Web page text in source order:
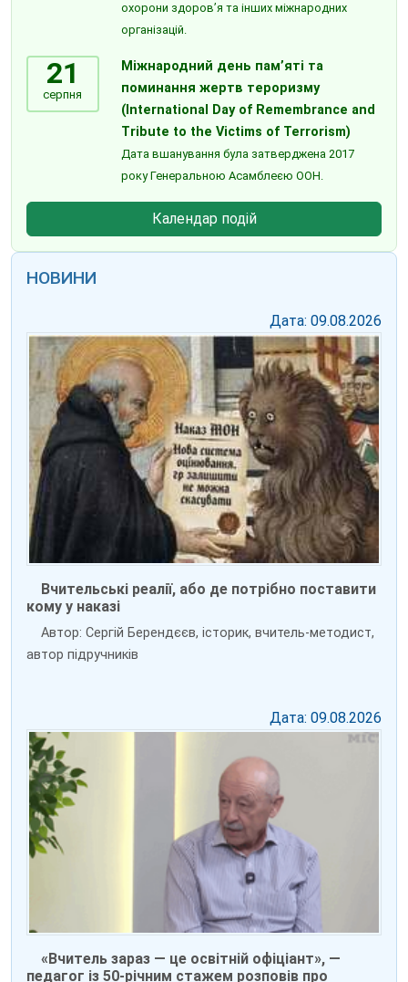
охорони здоров’я та інших міжнародних
організацій.
21
серпня
Міжнародний день пам’яті та
поминання жертв тероризму
(International Day of Remembrance and
Tribute to the Victims of Terrorism)
Дата вшанування була затверджена 2017
року Генеральною Асамблеєю ООН.
Календар подій
НОВИНИ
Дата: 09.08.2026
Вчительські реалії, або де потрібно поставити
кому у наказі
Автор: Сергій Берендєєв, історик, вчитель-методист,
автор підручників
Дата: 09.08.2026
«Вчитель зараз — це освітній офіціант», —
педагог із 50-річним стажем розповів про